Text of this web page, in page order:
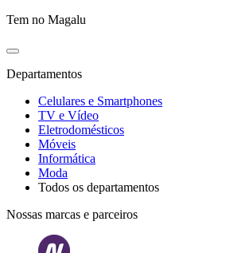
Tem no Magalu
Departamentos
Celulares e Smartphones
TV e Vídeo
Eletrodomésticos
Móveis
Informática
Moda
Todos os departamentos
Nossas marcas e parceiros